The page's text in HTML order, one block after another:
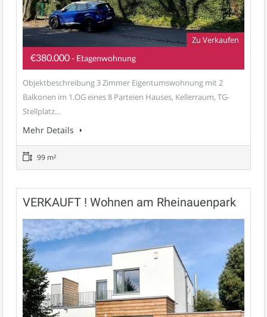
Zu Verkaufen
€380.000- Etagenwohnung
Objektbeschreibung 3 Zimmer Eigentumswohnung mit 2
Balkonen im 1.OG eines 8 Parteien Hauses, Kellerraum, TG-
Stellplatz...
Mehr Details
99 m²
VERKAUFT ! Wohnen am Rheinauenpark